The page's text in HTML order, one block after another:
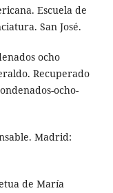
Escuela de
San José.
ocho
Recuperado
ocho-
Madrid:
de María